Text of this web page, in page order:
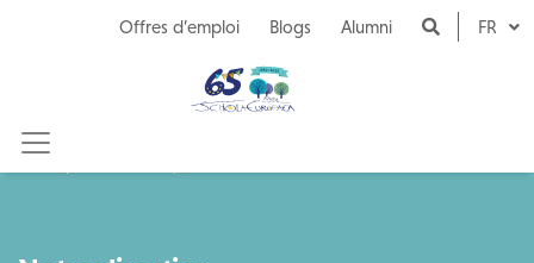
Offres d’emploi Blogs Alumni FR